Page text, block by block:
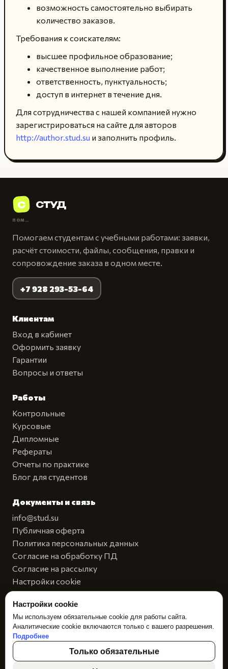
возможность самостоятельно выбирать
количество заказов.
Требования к соискателям:
высшее профильное образование;
качественное выполнение работ;
ответственность, пунктуальность;
доступ в интернет в течение дня.
Для сотрудничества с нашей компанией нужно
зарегистрироваться на сайте для авторов
http://author.stud.su и заполнить профиль.
С СТУД
ПОМОЩЬ СТУДЕНТАМ
Помогаем студентам с учебными работами: заявки,
расчёт стоимости, файлы, сообщения, правки и
сопровождение заказа в одном месте.
+7 928 293-53-64
Клиентам
Вход в кабинет
Оформить заявку
Гарантии
Вопросы и ответы
Работы
Контрольные
Курсовые
Дипломные
Рефераты
Отчеты по практике
Блог для студентов
Документы и связь
info@stud.su
Публичная оферта
Политика персональных данных
Согласие на обработку ПД
Согласие на рассылку
Настройки cookie
Реквизиты
ВКонтакте
Кабинет автора
Настройки cookie
Мы используем обязательные cookie для работы сайта.
Аналитические cookie включаются только с вашего разрешения.
Подробнее
Только обязательные